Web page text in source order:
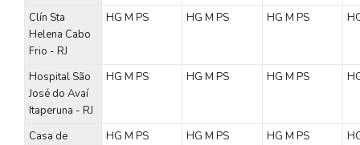
Clín Sta
Helena Cabo
Frio - RJ
HG M PS HG M PS HG M PS
Hospital São
José do Avaí
Itaperuna - RJ
HG M PS HG M PS HG M PS
Casa de
HG M PS HG M PS HG M PS